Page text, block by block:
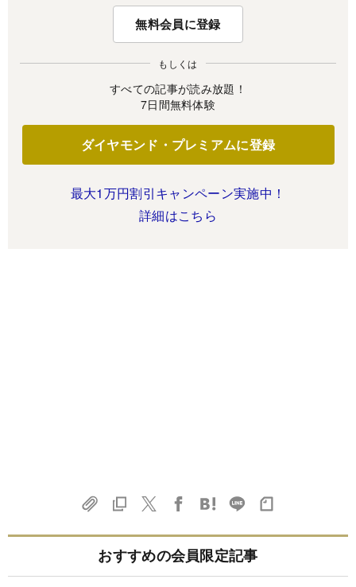
無料会員に登録
もしくは
すべての記事が読み放題！
7日間無料体験
ダイヤモンド・プレミアムに登録
最大1万円割引キャンペーン実施中！
詳細はこちら
おすすめの会員限定記事